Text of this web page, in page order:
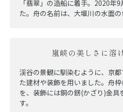
「翡翠」の造船に着手。2020年
た。舟の名前は、大堰川の水面の
嵐峡の美しさに溶
渓谷の景観に馴染むように、京
た建材や装飾を用いました。舟
を、装飾には銅の錺(かざり)金具
す。